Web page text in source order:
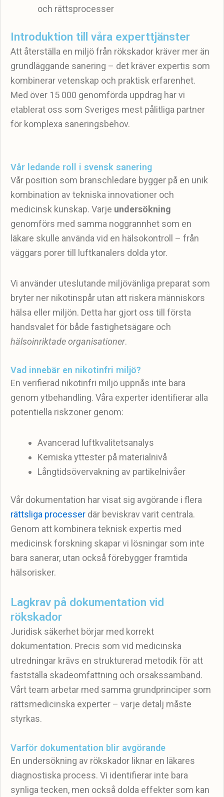
och rättsprocesser
Introduktion till våra experttjänster
Att återställa en miljö från rökskador kräver mer än
grundläggande sanering – det kräver expertis som
kombinerar vetenskap och praktisk erfarenhet.
Med över 15 000 genomförda uppdrag har vi
etablerat oss som Sveriges mest pålitliga partner
för komplexa saneringsbehov.
Vår ledande roll i svensk sanering
Vår position som branschledare bygger på en unik
kombination av tekniska innovationer och
medicinsk kunskap. Varje undersökning
genomförs med samma noggrannhet som en
läkare skulle använda vid en hälsokontroll – från
väggars porer till luftkanalers dolda ytor.
Vi använder uteslutande miljövänliga preparat som
bryter ner nikotinspår utan att riskera människors
hälsa eller miljön. Detta har gjort oss till första
handsvalet för både fastighetsägare och
hälsoinriktade organisationer.
Vad innebär en nikotinfri miljö?
En verifierad nikotinfri miljö uppnås inte bara
genom ytbehandling. Våra experter identifierar alla
potentiella riskzoner genom:
Avancerad luftkvalitetsanalys
Kemiska yttester på materialnivå
Långtidsövervakning av partikelnivåer
Vår dokumentation har visat sig avgörande i flera
rättsliga processer där beviskrav varit centrala.
Genom att kombinera teknisk expertis med
medicinsk forskning skapar vi lösningar som inte
bara sanerar, utan också förebygger framtida
hälsorisker.
Lagkrav på dokumentation vid
rökskador
Juridisk säkerhet börjar med korrekt
dokumentation. Precis som vid medicinska
utredningar krävs en strukturerad metodik för att
fastställa skadeomfattning och orsakssamband.
Vårt team arbetar med samma grundprinciper som
rättsmedicinska experter – varje detalj måste
styrkas.
Varför dokumentation blir avgörande
En undersökning av rökskador liknar en läkares
diagnostiska process. Vi identifierar inte bara
synliga tecken, men också dolda effekter som kan